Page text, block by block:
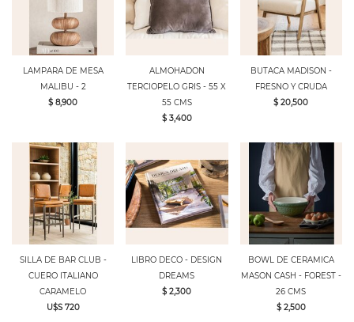
LAMPARA DE MESA
MALIBU - 2
$ 8,900
ALMOHADON
TERCIOPELO GRIS - 55 X
55 CMS
$ 3,400
BUTACA MADISON -
FRESNO Y CRUDA
$ 20,500
SILLA DE BAR CLUB -
CUERO ITALIANO
CARAMELO
U$S 720
LIBRO DECO - DESIGN
DREAMS
$ 2,300
BOWL DE CERAMICA
MASON CASH - FOREST -
26 CMS
$ 2,500